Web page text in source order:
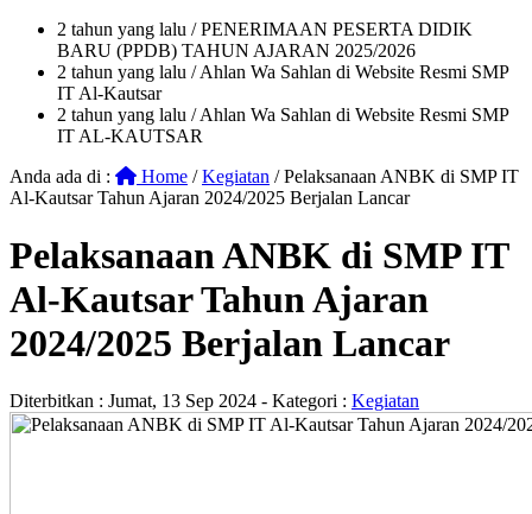
2 tahun yang lalu / PENERIMAAN PESERTA DIDIK
BARU (PPDB) TAHUN AJARAN 2025/2026
2 tahun yang lalu / Ahlan Wa Sahlan di Website Resmi SMP
IT Al-Kautsar
2 tahun yang lalu / Ahlan Wa Sahlan di Website Resmi SMP
IT AL-KAUTSAR
Anda ada di :
Home /Kegiatan /Pelaksanaan ANBK di SMP IT
Al-Kautsar Tahun Ajaran 2024/2025 Berjalan Lancar
Pelaksanaan ANBK di SMP IT
Al-Kautsar Tahun Ajaran
2024/2025 Berjalan Lancar
Diterbitkan : Jumat, 13 Sep 2024 - Kategori : Kegiatan